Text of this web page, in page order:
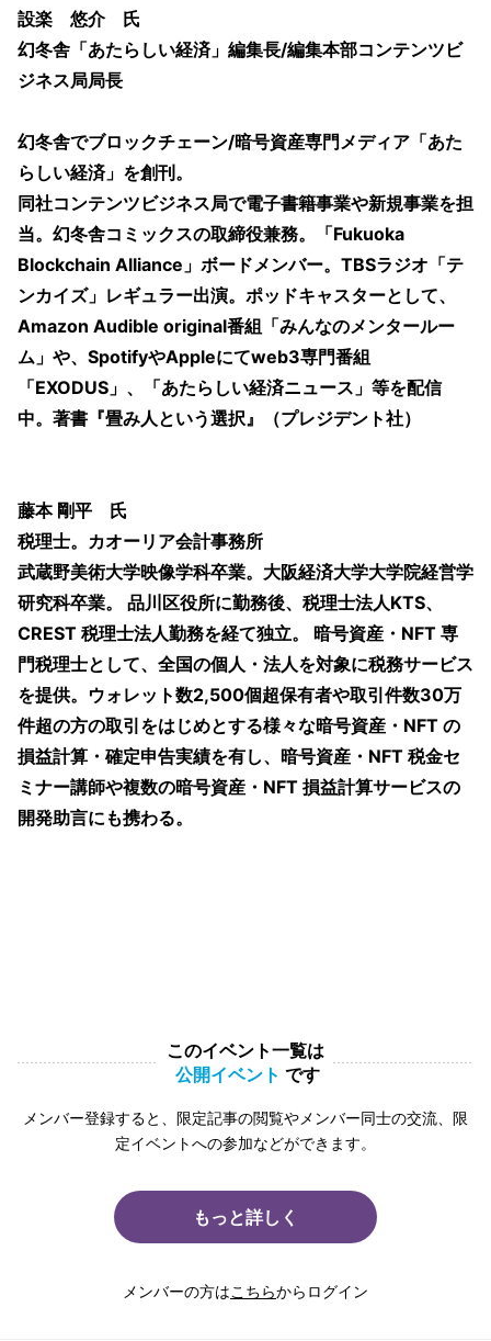
設楽 悠介 氏
幻冬舎「あたらしい経済」編集長/編集本部コンテンツビ
ジネス局局長
幻冬舎でブロックチェーン/暗号資産専門メディア「あた
らしい経済」を創刊。
同社コンテンツビジネス局で電子書籍事業や新規事業を担
当。幻冬舎コミックスの取締役兼務。「Fukuoka
Blockchain Alliance」ボードメンバー。TBSラジオ「テ
ンカイズ」レギュラー出演。ポッドキャスターとして、
Amazon Audible original番組「みんなのメンタールー
ム」や、SpotifyやAppleにてweb3専門番組
「EXODUS」、「あたらしい経済ニュース」等を配信
中。著書『畳み人という選択』（プレジデント社）
藤本 剛平 氏
税理士。カオーリア会計事務所
武蔵野美術大学映像学科卒業。大阪経済大学大学院経営学
研究科卒業。 品川区役所に勤務後、税理士法人KTS、
CREST 税理士法人勤務を経て独立。 暗号資産・NFT 専
門税理士として、全国の個人・法人を対象に税務サービス
を提供。ウォレット数2,500個超保有者や取引件数30万
件超の方の取引をはじめとする様々な暗号資産・NFT の
損益計算・確定申告実績を有し、暗号資産・NFT 税金セ
ミナー講師や複数の暗号資産・NFT 損益計算サービスの
開発助言にも携わる。
このイベント一覧は
公開イベント です
メンバー登録すると、限定記事の閲覧やメンバー同士の交流、限
定イベントへの参加などができます。
もっと詳しく
メンバーの方はこちらからログイン